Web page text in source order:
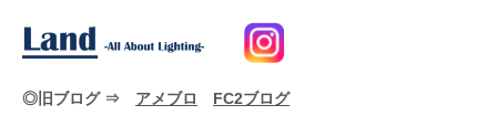
◎旧ブログ ⇒ アメブロ FC2ブログ